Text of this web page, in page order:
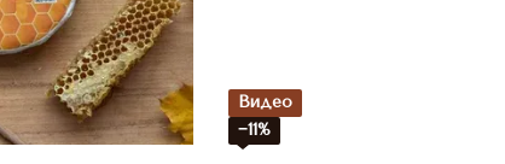
Видео
−11%